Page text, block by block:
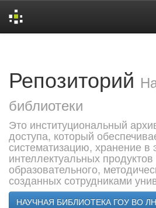
Репозиторий
библиотеки
Это институциональный
доступа, который
систематизацию, хранение
интеллектуальных продуктов
образовательного,
созданных сотрудниками
НАУЧНАЯ БИБЛИОТЕКА ГОУ ВО